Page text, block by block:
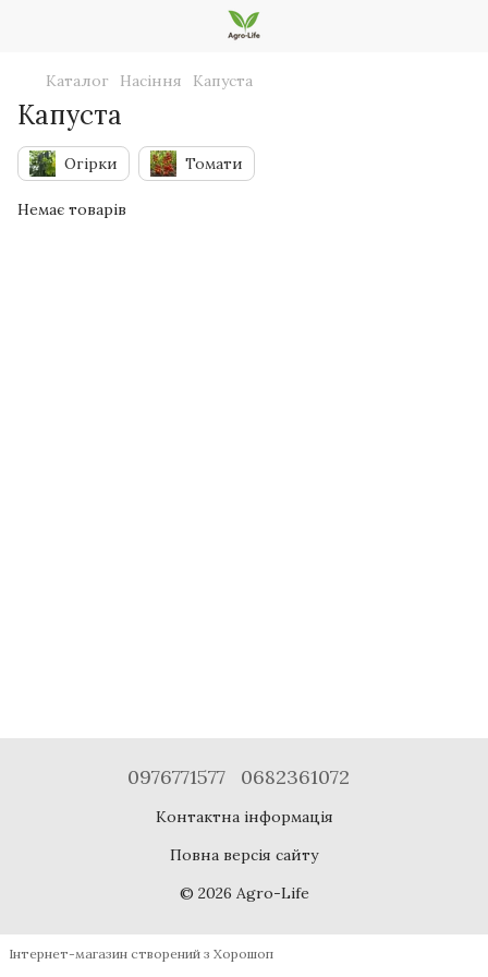
Каталог Насіння Капуста
Капуста
Огірки Томати
Немає товарів
0976771577 0682361072
Контактна інформація
Повна версія сайту
© 2026 Agro-Life
Інтернет-магазин створений з Хорошоп